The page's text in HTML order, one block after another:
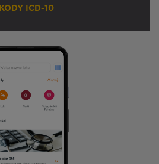
KODY ICD-10